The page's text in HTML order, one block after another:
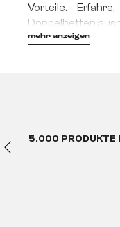
Vorteile.
Doppelbetten
mehr anzeigen
5.000 PRODUKTE